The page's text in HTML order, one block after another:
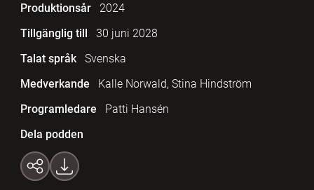
Produktionsår
2024
Tillgänglig till
30 juni 2028
Talat språk
Svenska
Medverkande
Kalle Norwald, Stina Hindström
Programledare
Patti Hansén
Dela podden